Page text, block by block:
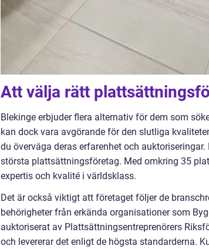
Att välja rätt
Blekinge erbjuder flera alternativ för dem som
kan dock vara avgörande för den slutliga
du överväga deras erfarenhet och
största plattsättningsföretag. Med omkring 35
expertis och kvalité i världsklass.
Det är också viktigt att företaget följer de
behörigheter från erkända organisationer som
auktoriserat av Plattsättningsentreprenörers
och levererar det enligt de högsta standarderna.